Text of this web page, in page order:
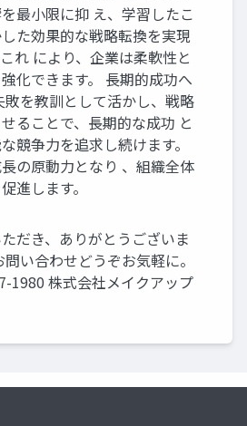
最小限に抑 え、学習したこ
た効果的な戦略転換を実現
れ により、企業は柔軟性と
化できます。 長期的成功へ
敗を教訓として活かし、戦略
ることで、長期的な成功 と
競争力を追求し続けます。
の原動力となり 、組織全体
進します。
だき、ありがとうございま
問い合わせどうぞお気軽に。
1980 株式会社メイクアップ